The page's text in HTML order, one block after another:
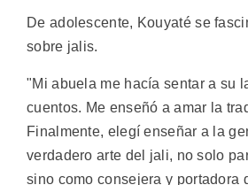
De adolescente, Kouyaté se
sobre jalis.
"Mi abuela me hacía sentar a su
cuentos. Me enseñó a amar la
Finalmente, elegí enseñar a la
verdadero arte del jali, no solo
sino como consejera y portadora